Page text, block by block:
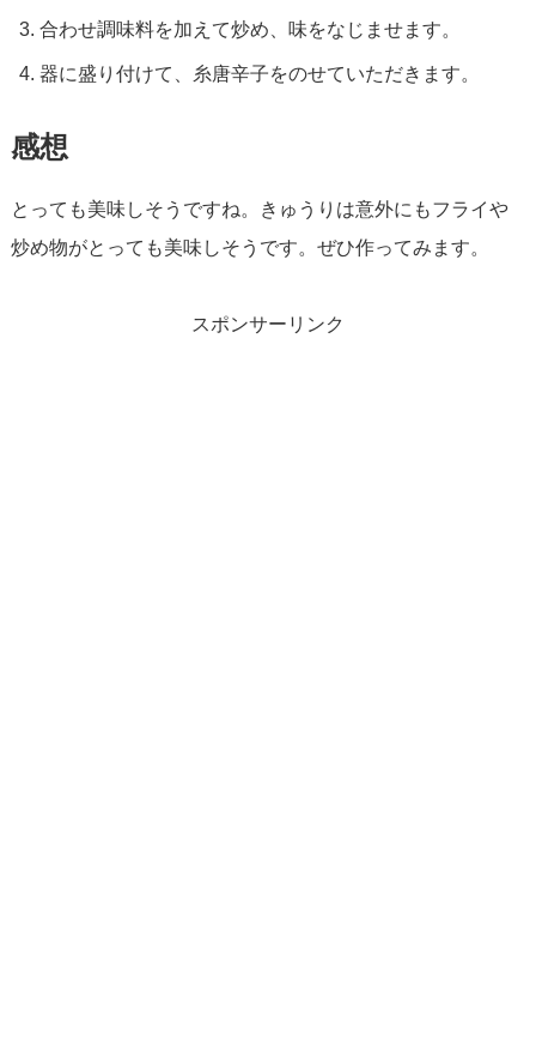
合わせ調味料を加えて炒め、味をなじませます。
器に盛り付けて、糸唐辛子をのせていただきます。
感想
とっても美味しそうですね。きゅうりは意外にもフライや
炒め物がとっても美味しそうです。ぜひ作ってみます。
スポンサーリンク